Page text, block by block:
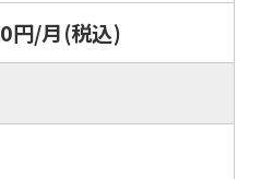
円/月(税込)